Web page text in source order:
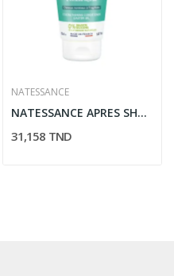
NATESSANCE
NATESSANCE APRES SHAMPOOING RICIN FORTIIANT 150 ML
31,158 TND